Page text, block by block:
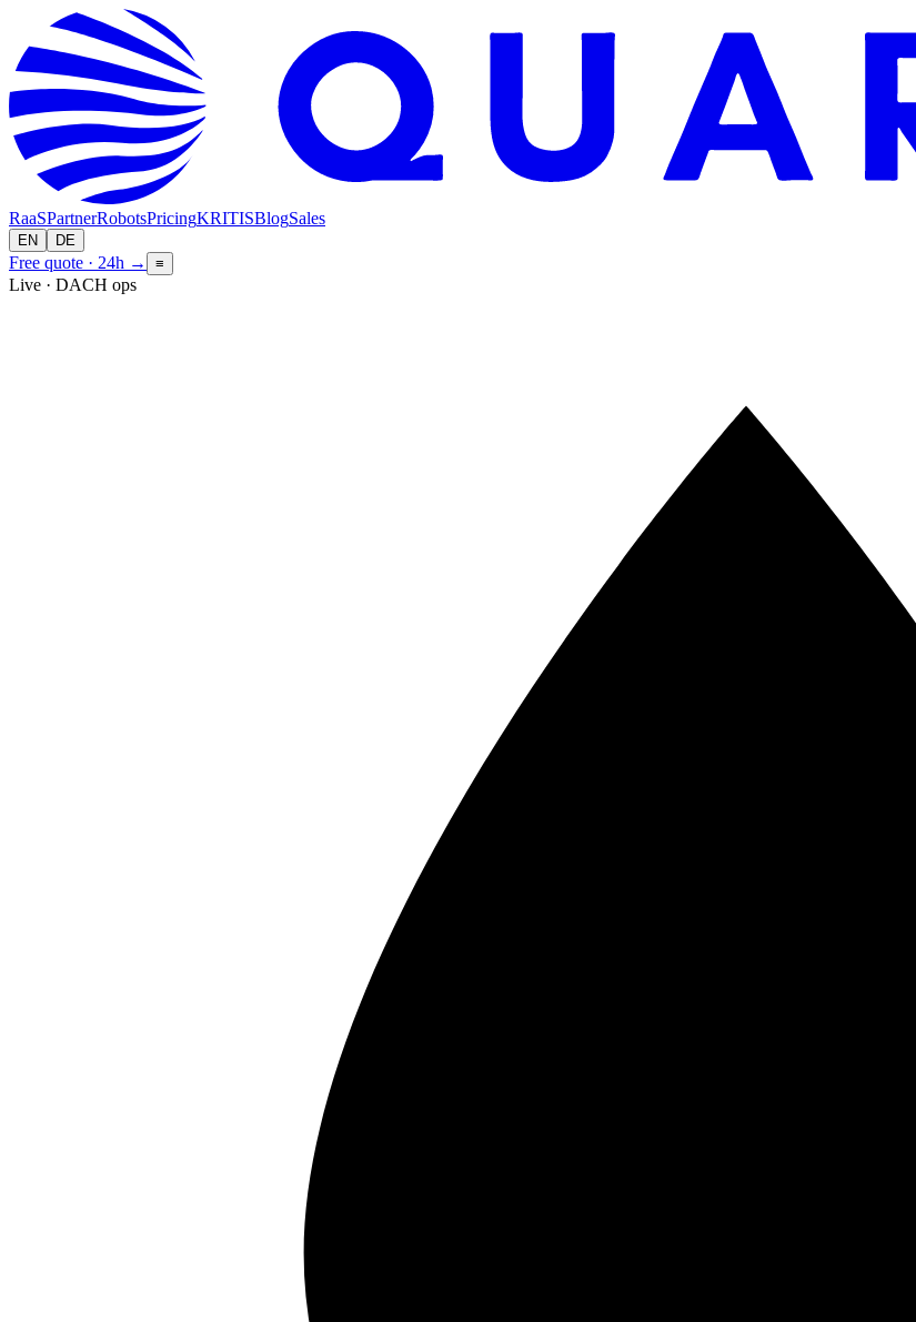
RaaSPartnerRobotsPricingKRITISBlogSales
EN DE
Free quote · 24h → ≡
Live · DACH ops